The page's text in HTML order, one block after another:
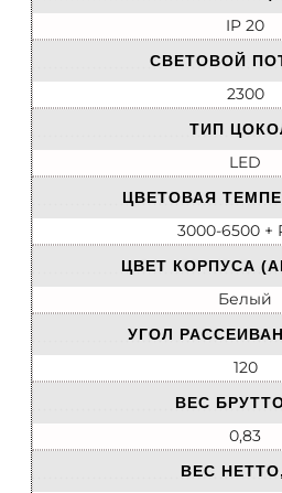
IP 20
СВЕТОВОЙ
2300
ТИП
LED
ЦВЕТОВАЯ
3000-6500 +
ЦВЕТ КОРПУСА
Белый
УГОЛ
120
ВЕС
0,83
ВЕС